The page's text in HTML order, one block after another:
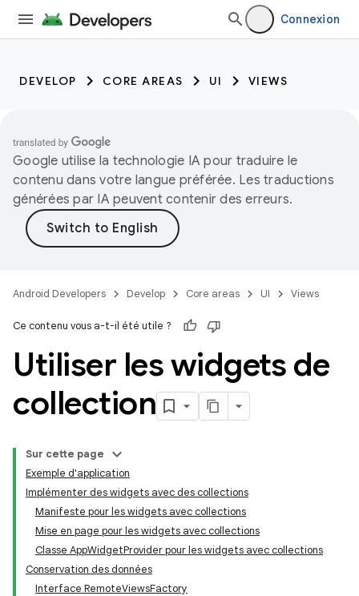
Connexion
DEVELOP CORE AREAS UI VIEWS
Google utilise la technologie IA pour traduire le
contenu dans votre langue préférée. Les traductions
générées par IA peuvent contenir des erreurs.
Android Developers Develop Core areas UI Views
Ce contenu vous a-t-il été utile ?
Utiliser les widgets de
collection
Sur cette page
Exemple d'application
Implémenter des widgets avec des collections
Manifeste pour les widgets avec collections
Mise en page pour les widgets avec collections
Classe AppWidgetProvider pour les widgets avec collections
Conservation des données
Interface RemoteViewsFactory